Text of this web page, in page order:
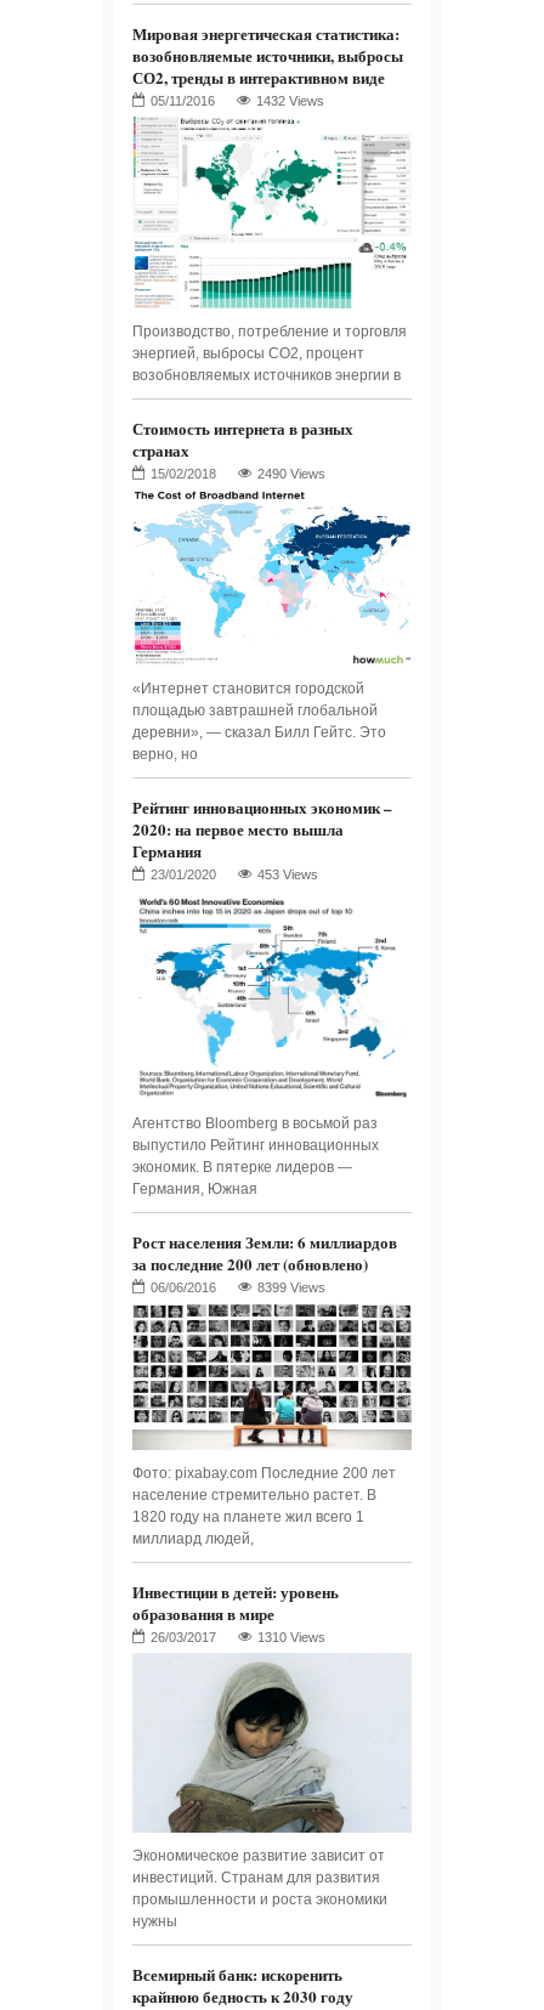
Мировая энергетическая статистика:
возобновляемые источники, выбросы
СО2, тренды в интерактивном виде
1432 Views
Производство, потребление и торговля
энергией, выбросы СО2, процент
возобновляемых источников энергии в
Стоимость интернета в разных
странах
2490 Views
«Интернет становится городской
площадью завтрашней глобальной
деревни», — сказал Билл Гейтс. Это
верно, но
Рейтинг инновационных экономик –
2020: на первое место вышла
Германия
453 Views
Агентство Bloomberg в восьмой раз
выпустило Рейтинг инновационных
экономик. В пятерке лидеров —
Германия, Южная
Рост населения Земли: 6 миллиардов
за последние 200 лет (обновлено)
8399 Views
Фото: pixabay.com Последние 200 лет
население стремительно растет. В
1820 году на планете жил всего 1
миллиард людей,
Инвестиции в детей: уровень
образования в мире
1310 Views
Экономическое развитие зависит от
инвестиций. Странам для развития
промышленности и роста экономики
нужны
Всемирный банк: искоренить
крайнюю бедность к 2030 году